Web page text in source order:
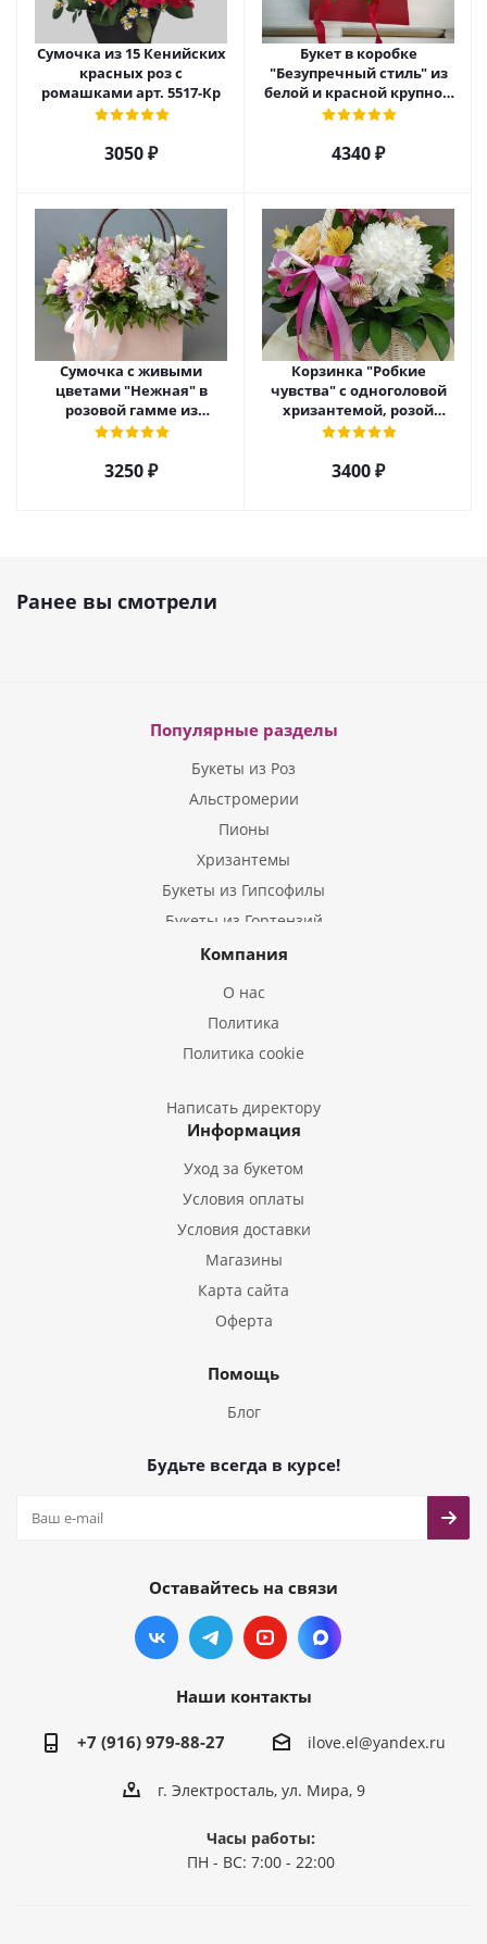
Сумочка из 15 Кенийских
красных роз с
ромашками арт. 5517-Кр
3050 ₽
Букет в коробке
"Безупречный стиль" из
белой и красной крупной
розы Эквадор. арт. 5515
4340 ₽
Сумочка с живыми
цветами "Нежная" в
розовой гамме из
кустовой хризантемы,
3250 ₽
Корзинка "Робкие
чувства" с одноголовой
хризантемой, розой
Эквадор и альстромерией
3400 ₽
Ранее вы смотрели
Популярные разделы
Букеты из Роз
Альстромерии
Пионы
Хризантемы
Букеты из Гипсофилы
Букеты из Гортензий
Букеты из Ирисов
Букеты из Эустом
Букеты из Гладиолусов
Букеты из Тюльпанов
Компания
О нас
Политика
Политика cookie
Написать директору
Информация
Уход за букетом
Условия оплаты
Условия доставки
Магазины
Карта сайта
Оферта
Помощь
Блог
Будьте всегда в курсе!
Оставайтесь на связи
Наши контакты
+7 (916) 979-88-27 ilove.el@yandex.ru
г. Электросталь, ул. Мира, 9
Часы работы:
ПН - ВС: 7:00 - 22:00